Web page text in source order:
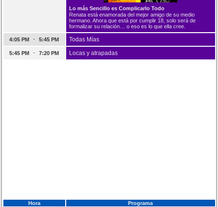
Lo más Sencillo es Complicarlo Todo
Renata está enamorada del mejor amigo de su medio
hermano. Ahora que está por cumplir 18, solo será de
formalizar su relación… o eso es lo que ella cree.
4:05 PM - 5:45 PM Todas Mías
5:45 PM - 7:20 PM Locas y atrapadas
Hora
Programa